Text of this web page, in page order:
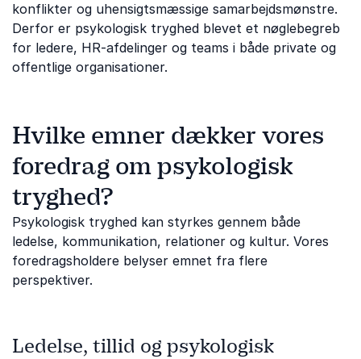
konflikter og uhensigtsmæssige samarbejdsmønstre.
Derfor er psykologisk tryghed blevet et nøglebegreb
for ledere, HR-afdelinger og teams i både private og
offentlige organisationer.
Hvilke emner dækker vores
foredrag om psykologisk
tryghed?
Psykologisk tryghed kan styrkes gennem både
ledelse, kommunikation, relationer og kultur. Vores
foredragsholdere belyser emnet fra flere
perspektiver.
Ledelse, tillid og psykologisk